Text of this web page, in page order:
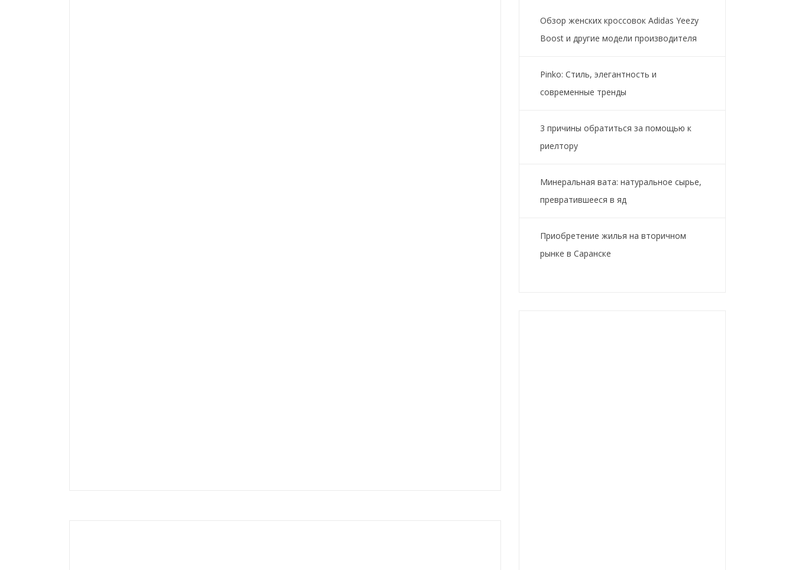
Обзор женских кроссовок Adidas Yeezy
Boost и другие модели производителя
Pinko: Стиль, элегантность и
современные тренды
3 причины обратиться за помощью к
риелтору
Минеральная вата: натуральное сырье,
превратившееся в яд
Приобретение жилья на вторичном
рынке в Саранске